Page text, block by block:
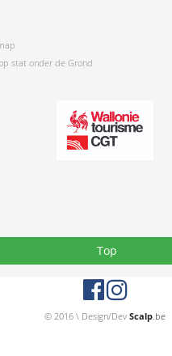
stat onder de Grond
© 2016 \ Design/Dev Scalp .be
Top